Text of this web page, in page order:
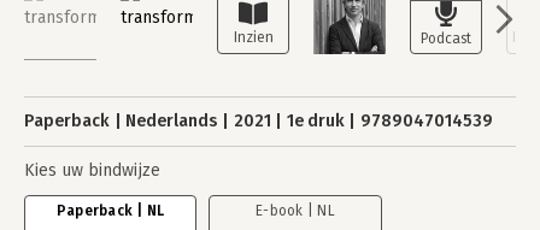
Paperback Nederlands 2021 1e druk 9789047014539
Kies uw bindwijze
Paperback | NL E-book | NL